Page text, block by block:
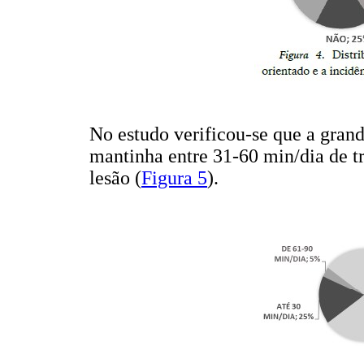
No estudo verificou-se que a
mantinha entre 31-60 min/dia de
lesão (Figura 5).